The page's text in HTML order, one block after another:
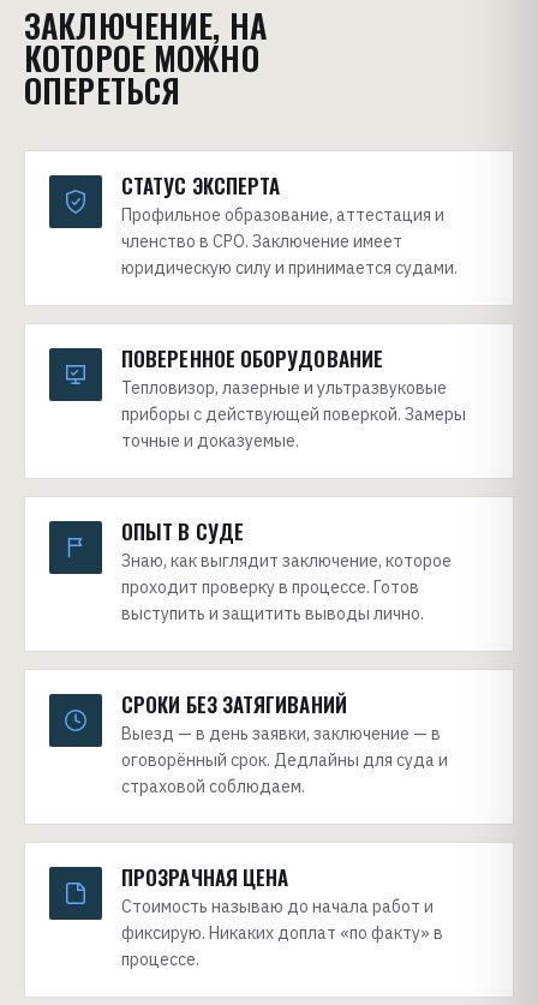
ЗАКЛЮЧЕНИЕ, НА
КОТОРОЕ МОЖНО
ОПЕРЕТЬСЯ
СТАТУС ЭКСПЕРТА
Профильное образование, аттестация и
членство в СРО. Заключение имеет
юридическую силу и принимается судами.
ПОВЕРЕННОЕ ОБОРУДОВАНИЕ
Тепловизор, лазерные и ультразвуковые
приборы с действующей поверкой. Замеры
точные и доказуемые.
ОПЫТ В СУДЕ
Знаю, как выглядит заключение, которое
проходит проверку в процессе. Готов
выступить и защитить выводы лично.
СРОКИ БЕЗ ЗАТЯГИВАНИЙ
Выезд — в день заявки, заключение — в
оговорённый срок. Дедлайны для суда и
страховой соблюдаем.
ПРОЗРАЧНАЯ ЦЕНА
Стоимость называю до начала работ и
фиксирую. Никаких доплат «по факту» в
процессе.